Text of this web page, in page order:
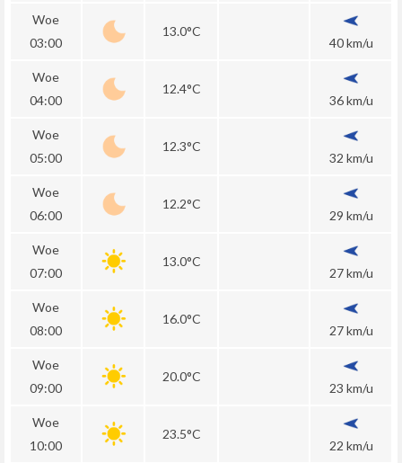
Woe
03:00
13.0°C
40 km/u
Woe
04:00
12.4°C
36 km/u
Woe
05:00
12.3°C
32 km/u
Woe
06:00
12.2°C
29 km/u
Woe
07:00
13.0°C
27 km/u
Woe
08:00
16.0°C
27 km/u
Woe
09:00
20.0°C
23 km/u
Woe
10:00
23.5°C
22 km/u